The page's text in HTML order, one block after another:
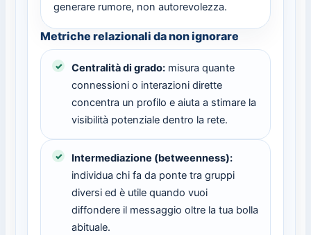
generare rumore, non autorevolezza.
Metriche relazionali da non ignorare
Centralità di grado: misura quante
connessioni o interazioni dirette
concentra un profilo e aiuta a stimare la
visibilità potenziale dentro la rete.
Intermediazione (betweenness):
individua chi fa da ponte tra gruppi
diversi ed è utile quando vuoi
diffondere il messaggio oltre la tua bolla
abituale.